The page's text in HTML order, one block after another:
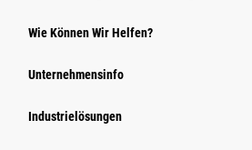
Wie Können Wir Helfen?
Unternehmensinfo
Industrielösungen